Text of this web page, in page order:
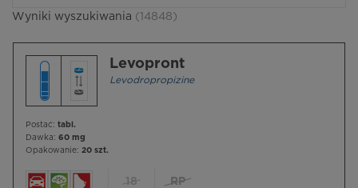
Wyniki wyszukiwania (14848)
Levopront
Levodropropizine
Postać: tabl.
Dawka: 60 mg
Opakowanie: 20 szt.
18
RP